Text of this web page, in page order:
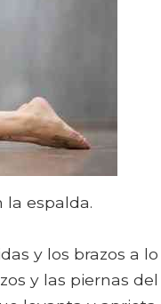
la espalda.
y los brazos a lo
y las piernas del